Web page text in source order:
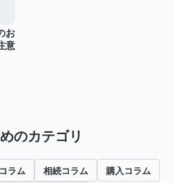
お
意
のカテゴリ
ラム 相続コラム 購入コラム